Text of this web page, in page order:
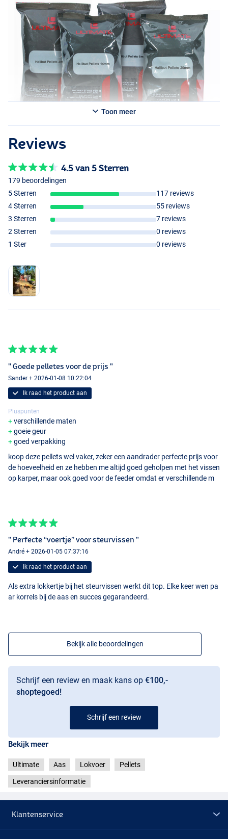
Toon meer
Reviews
4.5 van 5 Sterren
179 beoordelingen
5 Sterren
117 reviews
4 Sterren
55 reviews
3 Sterren
7 reviews
2 Sterren
0 reviews
1 Ster
0 reviews
" Goede pelletes voor de prijs "
Sander + 2026-01-08 10:22:04
Ik raad het product aan
Pluspunten
verschillende maten
goeie geur
goed verpakking
koop deze pellets wel vaker, zeker een aandrader perfecte prijs voor
de hoeveelheid en ze hebben me altijd goed geholpen met het vissen
op karper, maar ook goed voor de feeder omdat er verschillende m
" Perfecte “voertje” voor steurvissen "
André + 2026-01-05 07:37:16
Ik raad het product aan
Als extra lokkertje bij het steurvissen werkt dit top. Elke keer wen pa
ar korrels bij de aas en succes gegarandeerd.
Bekijk alle beoordelingen
Schrijf een review en maak kans op €100,-
shoptegoed!
Schrijf een review
Bekijk meer
Ultimate Aas Lokvoer Pellets
Leveranciersinformatie
Klantenservice